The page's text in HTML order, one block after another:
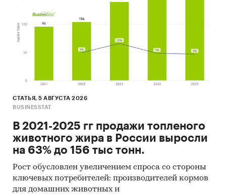
Материалы участников отечественного и
мирового рынков.
консалтинговых агентств.
Материалы и базы данных статистики ООН
(United Nations Statistics Division:
Commodity Trade Statistics, Industrial
Commodity Statistics, Food and Agriculture
Organization и др.).
Материалы Международного Валютного
Фонда (International Monetary Fund).
СТАТЬЯ, 5 АВГУСТА 2026
BUSINESSTAT
В 2021-2025 гг продажи топленого
животного жира в России выросли
на 63% до 156 тыс тонн.
Рост обусловлен увеличением спроса со стороны
ключевых потребителей: производителей кормов
для домашних животных и